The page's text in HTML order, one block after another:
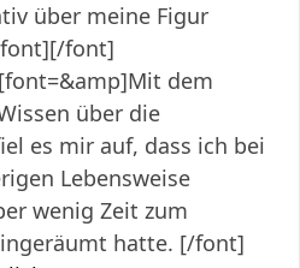
über meine Figur
font]
dem
über die
es mir auf, dass ich bei
Lebensweise
wenig Zeit zum
hatte. [/font]